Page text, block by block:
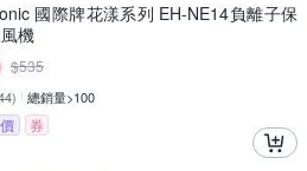
國際牌花漾系列 EH-NE14負離子保
機
$535
) 總銷量>100
券